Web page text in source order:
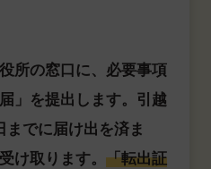
所の窓口に、必要事項
」を提出します。引越
までに届け出を済ま
け取ります。 「転出証